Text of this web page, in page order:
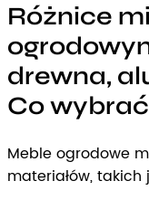
Różnice
drewna,
Co
Meble ogrodowe
materiałów, takich